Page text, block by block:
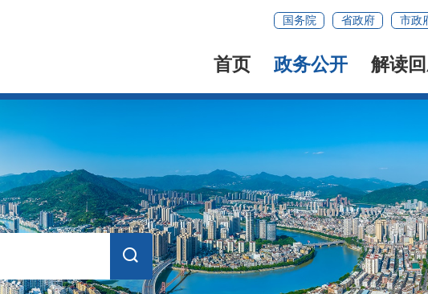
国务院 省政府 市政
首页 政务公开 解读